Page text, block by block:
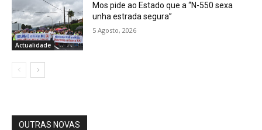
Actualidade
Mos pide ao Estado que a “N-550 sexa
unha estrada segura”
5 Agosto, 2026
OUTRAS NOVAS